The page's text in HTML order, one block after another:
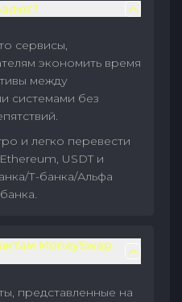
сервисы,
экономить время
между
системами без
и легко перевести
USDT и
Т-банка/Альфа
MoneySwap
представленные на